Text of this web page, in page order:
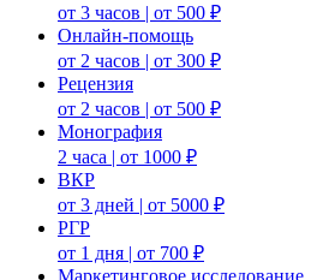
от 3 часов | от 500 ₽
Онлайн-помощь
от 2 часов | от 300 ₽
Рецензия
от 2 часов | от 500 ₽
Монография
2 часа | от 1000 ₽
ВКР
от 3 дней | от 5000 ₽
РГР
от 1 дня | от 700 ₽
Маркетинговое исследование